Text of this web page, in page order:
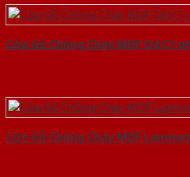
Cửa Gỗ Chống Cháy MDF O4 C1
Cửa Gỗ Chống Cháy MDF